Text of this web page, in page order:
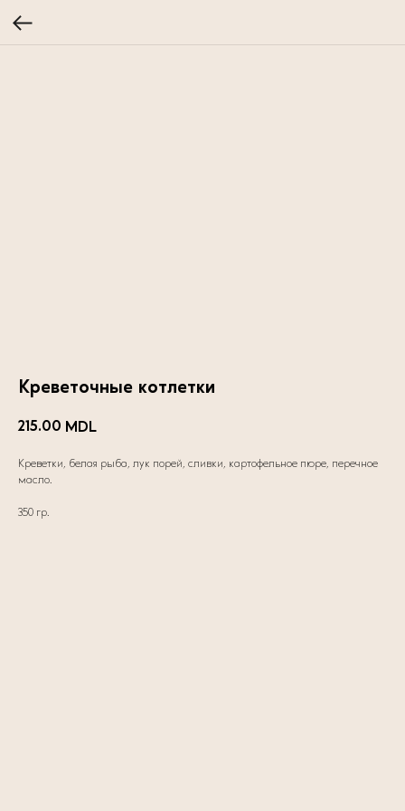
Креветочные котлетки
215.00 MDL
Креветки, белая рыба, лук порей, сливки, картофельное пюре, перечное
масло.
350 гр.